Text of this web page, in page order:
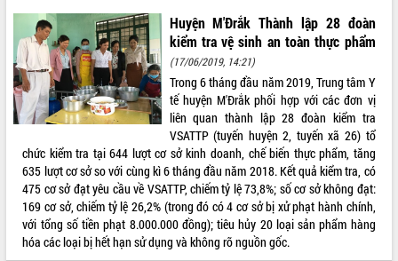
LÃNH ĐẠO UBND TỈNH
TIN TỨC SỰ KIỆN
SỞ, BAN, NGÀNH
UBND CÁC XÃ, PHƯỜNG
THÔNG TIN CHỈ ĐẠO ĐIỀU HÀNH
HỆ THỐNG VĂN BẢN
VĂN BẢN HĐND TỈNH
Huyện M'Đrắk Thành lập 28 đoàn
kiểm tra vệ sinh an toàn thực phẩm
(17/06/2019, 14:21)
Trong 6 tháng đầu năm 2019, Trung tâm Y
tế huyện M'Đrắk phối hợp với các đơn vị
liên quan thành lập 28 đoàn kiểm tra
VSATTP (tuyến huyện 2, tuyến xã 26) tổ
chức kiểm tra tại 644 lượt cơ sở kinh doanh, chế biến thực phẩm, tăng
635 lượt cơ sở so với cùng kì 6 tháng đầu năm 2018. Kết quả kiểm tra, có
475 cơ sở đạt yêu cầu về VSATTP, chiếm tỷ lệ 73,8%; số cơ sở không đạt:
169 cơ sở, chiếm tỷ lệ 26,2% (trong đó có 4 cơ sở bị xử phạt hành chính,
với tổng số tiền phạt 8.000.000 đồng); tiêu hủy 20 loại sản phẩm hàng
hóa các loại bị hết hạn sử dụng và không rõ nguồn gốc.